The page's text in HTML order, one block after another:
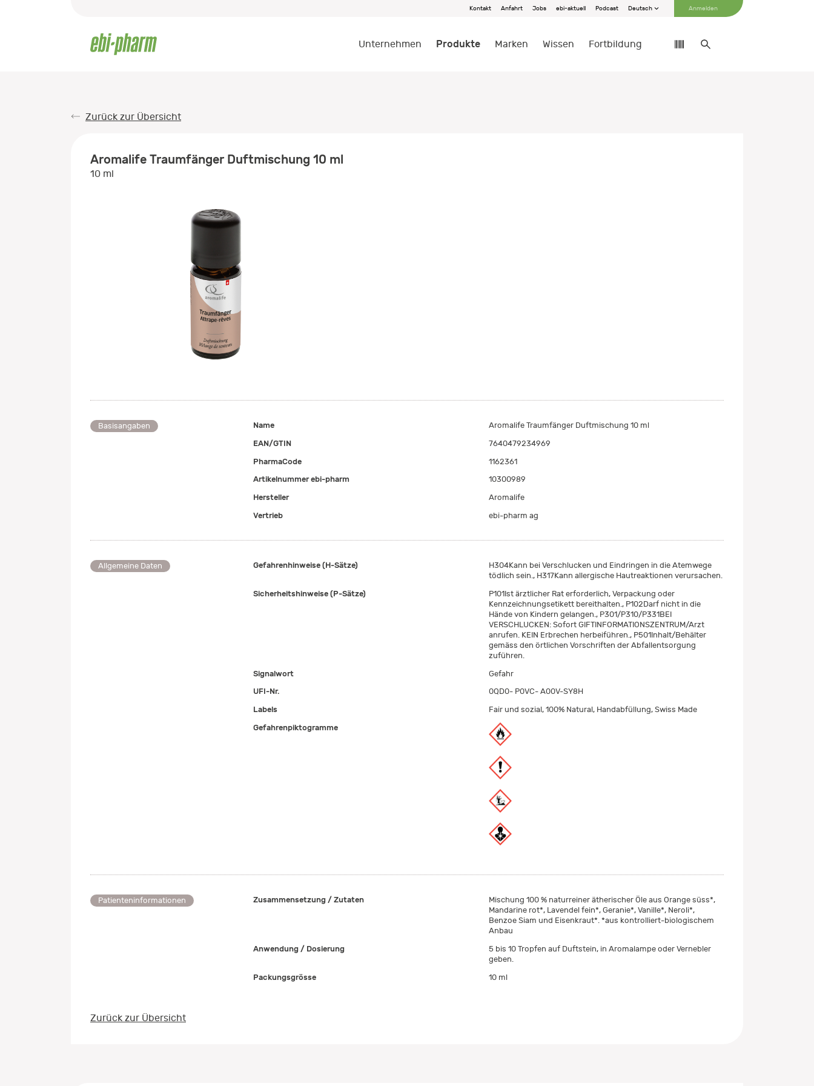
Kontakt Anfahrt Jobs ebi-aktuell Podcast Deutsch Anmelden
Unternehmen Produkte Marken Wissen Fortbildung
Zurück zur Übersicht
Aromalife Traumfänger Duftmischung 10 ml
10 ml
Basisangaben Name
Aromalife Traumfänger Duftmischung 10 ml
EAN/GTIN
7640479234969
PharmaCode
1162361
Artikelnummer ebi-pharm
10300989
Hersteller
Aromalife
Vertrieb
ebi-pharm ag
Allgemeine Daten Gefahrenhinweise (H-Sätze)
H304Kann bei Verschlucken und Eindringen in die Atemwege
tödlich sein., H317Kann allergische Hautreaktionen verursachen.
Sicherheitshinweise (P-Sätze)
P101Ist ärztlicher Rat erforderlich, Verpackung oder
Kennzeichnungsetikett bereithalten., P102Darf nicht in die
Hände von Kindern gelangen., P301/P310/P331BEI
VERSCHLUCKEN: Sofort GIFTINFORMATIONSZENTRUM/Arzt
anrufen. KEIN Erbrechen herbeiführen., P501Inhalt/Behälter
gemäss den örtlichen Vorschriften der Abfallentsorgung
zuführen.
Signalwort
Gefahr
UFI-Nr.
0QD0- P0VC- A00V-SY8H
Labels
Fair und sozial, 100% Natural, Handabfüllung, Swiss Made
Gefahrenpiktogramme
Patienteninformationen Zusammensetzung / Zutaten
Mischung 100 % naturreiner ätherischer Öle aus Orange süss*,
Mandarine rot*, Lavendel fein*, Geranie*, Vanille*, Neroli*,
Benzoe Siam und Eisenkraut*. *aus kontrolliert-biologischem
Anbau
Anwendung / Dosierung
5 bis 10 Tropfen auf Duftstein, in Aromalampe oder Vernebler
geben.
Packungsgrösse
10 ml
Zurück zur Übersicht